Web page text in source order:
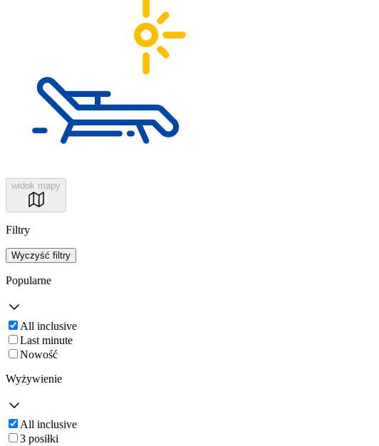
widok mapy
Filtry
Wyczyść filtry
Popularne
All inclusive
Last minute
Nowość
Wyżywienie
All inclusive
3 posiłki